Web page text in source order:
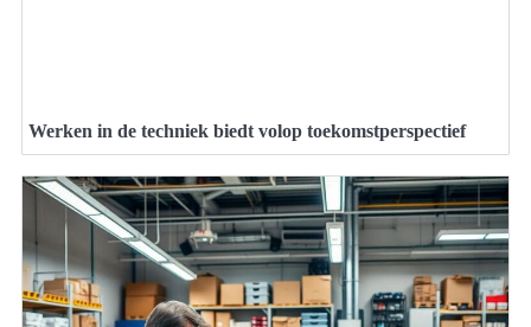
Werken in de techniek biedt volop toekomstperspectief